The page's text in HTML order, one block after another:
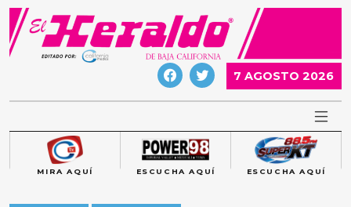
Skip
content
7 AGOSTO 2026
MIRA AQUÍ ESCUCHA AQUÍ ESCUCHA AQUÍ